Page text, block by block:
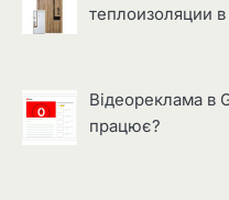
теплоизоляции
Відеореклама в
працює?